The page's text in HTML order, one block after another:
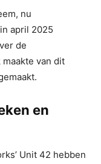
nu
april 2025
de
van dit
en
Unit 42 hebben